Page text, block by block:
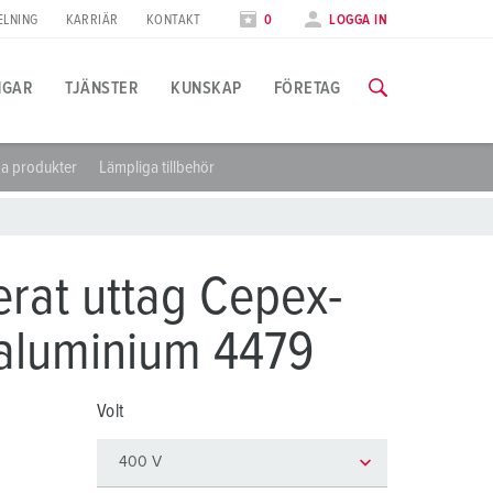
KARRIÄR KONTAKT 0 LOGGA IN
TJÄNSTER
TILL UTBILDNINGARNA
KUNSKAP FÖRETAG
produkter Lämpliga tillbehör
uttag Cepex-
4479
Volt